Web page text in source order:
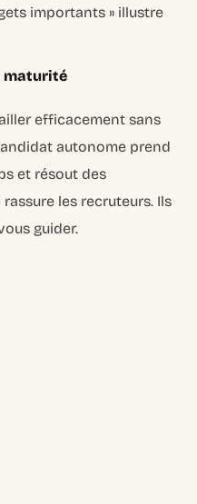
importants » illustre
maturité
efficacement sans
autonome prend
et résout des
rassure les recruteurs. Ils
guider.